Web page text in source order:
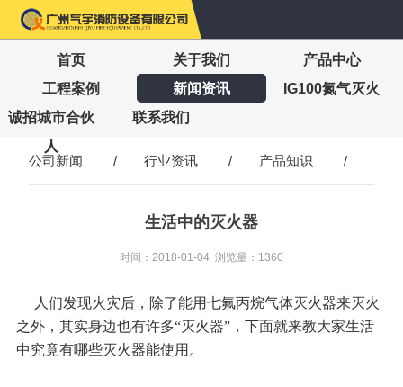
首页 关于我们
产品中心
工程案例
新闻资讯
IG100氮气灭火
诚招城市合伙
人
联系我们
公司新闻 / 行业资讯 / 产品知识 /
生活中的灭火器
时间：2018-01-04 浏览量：1360
人们发现火灾后，除了能用七氟丙烷气体灭火器来灭火
之外，其实身边也有许多“灭火器”，下面就来教大家生活
中究竟有哪些灭火器能使用。